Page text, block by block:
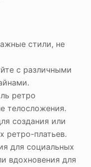
стили, не
с различными
ретро
телосложения.
создания или
ретро-платьев.
для социальных
вдохновения для